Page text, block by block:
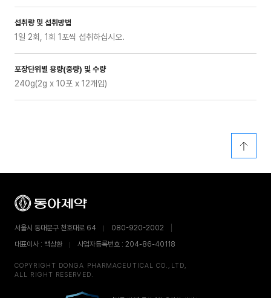
섭취량 및 섭취방법
1일 2회, 1회 1포씩 섭취하십시오.
포장단위별 용량(중량) 및 수량
240g(2g x 10포 x 12개입)
서울시 동대문구 천호대로 64
080-920-2002
대표이사 : 백상환
사업자등록번호 : 204-86-40118
COPYRIGHT DONGA PHARMACEUTICAL CO.,LTD,
ALL RIGHT RESERVED.